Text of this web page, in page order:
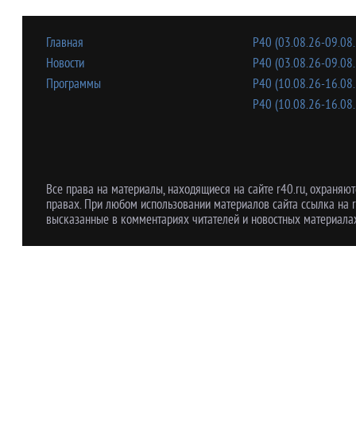
Главная
Новости
Программы
Р40 (03.08.26-
Р40 (03.08.26-
Р40 (10.08.26-
Р40 (10.08.26-
Все права на материалы, находящиеся на сайте r40.ru,
правах. При любом использовании материалов сайта ссылка
высказанные в комментариях читателей и новостных